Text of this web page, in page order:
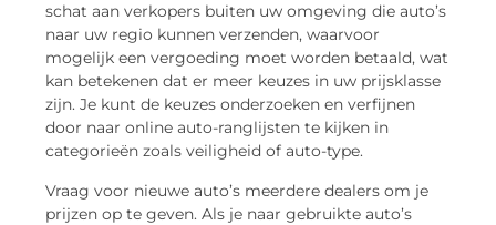
schat aan verkopers buiten uw omgeving die auto’s
naar uw regio kunnen verzenden, waarvoor
mogelijk een vergoeding moet worden betaald, wat
kan betekenen dat er meer keuzes in uw prijsklasse
zijn. Je kunt de keuzes onderzoeken en verfijnen
door naar online auto-ranglijsten te kijken in
categorieën zoals veiligheid of auto-type.
Vraag voor nieuwe auto’s meerdere dealers om je
prijzen op te geven. Als je naar gebruikte auto’s